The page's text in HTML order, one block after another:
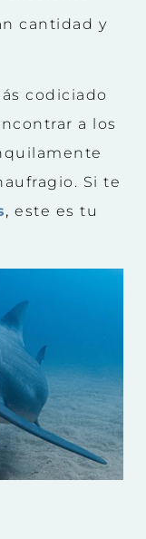
cantidad y
codiciado
a los
Si te
, este es tu